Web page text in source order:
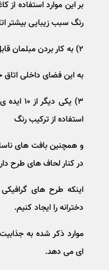
بر این موارد استفاده از
رنگ سبب زیبایی بیشتر
۲) به کار بردن مبلمان قابل بازیافت نظیر استفاده از یک میز قدیمی
به این فضای داخلی
۳) یکی
استفاده از ترکیب رنگ
و همچنین بافت های
در کنار لحاف های طرح
اینکه طرح های گرافیکی
دخترانه را ایجاد کنیم.
موارد ذکر شده به
ای می دهد.